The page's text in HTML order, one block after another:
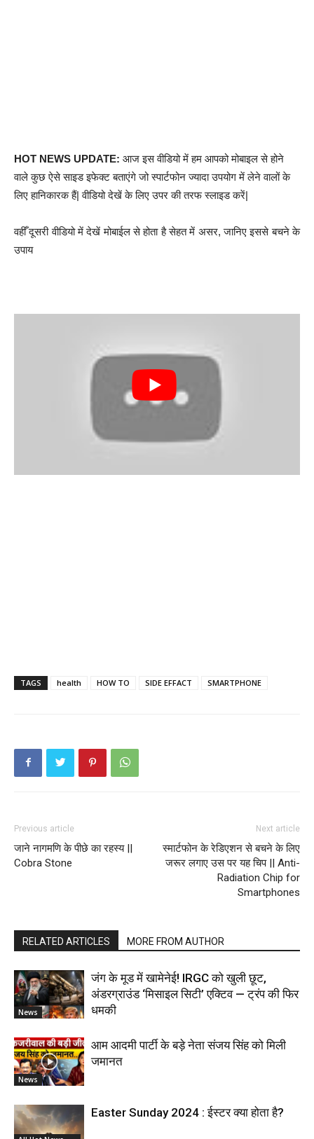
HOT NEWS UPDATE: आज इस वीडियो में हम आपको मोबाइल से होने
वाले कुछ ऐसे साइड इफेक्ट बताएंगे जो स्पार्टफोन ज्यादा उपयोग में लेने वालों के
लिए हानिकारक हैं| वीडियो देखें के लिए उपर की तरफ स्लाइड करें|
वहीँ दूसरी वीडियो में देखें मोबाईल से होता है सेहत में असर, जानिए इससे बचने के
उपाय
TAGS health HOW TO SIDE EFFACT SMARTPHONE
Previous article
जाने नागमणि के पीछे का रहस्य ||
Cobra Stone
Next article
स्मार्टफोन के रेडिएशन से बचने के लिए
जरूर लगाए उस पर यह चिप || Anti-
Radiation Chip for
Smartphones
RELATED ARTICLES MORE FROM AUTHOR
News
जंग के मूड में खामेनेई! IRGC को खुली छूट,
अंडरग्राउंड ‘मिसाइल सिटी’ एक्टिव — ट्रंप की फिर
धमकी
News
आम आदमी पार्टी के बड़े नेता संजय सिंह को मिली
जमानत
Easter Sunday 2024 : ईस्टर क्या होता है?